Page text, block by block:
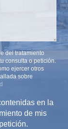
del tratamiento
consulta o petición.
ejercer otros
sobre
en la
de mis